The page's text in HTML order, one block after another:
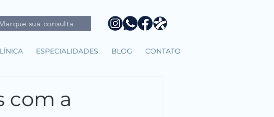
sua consulta
ESPECIALIDADES BLOG CONTATO
com a